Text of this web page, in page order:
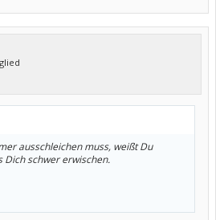
ausschleichen muss, weißt Du
Dich schwer erwischen.